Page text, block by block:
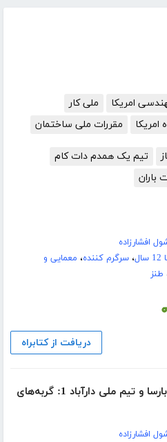
امریکا
ملی کار
مقررات ملی ساختمان
تیم یک همدم دات کام
باران
افشارزاده
،سرگرم کننده، معمایی و
طنز
دریافت از کتابراه
🎧 دانلود کتاب صوتی مجیدو بارسا و تیم ملی دارآباد 1: گربه‌های
افشارزاده